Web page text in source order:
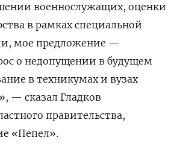
военнослужащих, оценки
в рамках специальной
мое предложение —
о недопущении в будущем
в техникумах и вузах
— сказал Гладков
правительства,
«Пепел».